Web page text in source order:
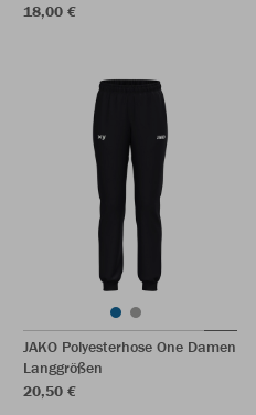
18,00 €
JAKO Polyesterhose One Damen
Langgrößen
20,50 €